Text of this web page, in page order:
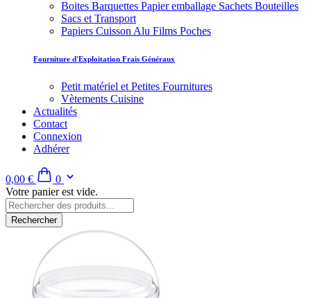
Boites Barquettes Papier emballage Sachets Bouteilles
Sacs et Transport
Papiers Cuisson Alu Films Poches
Fourniture d'Exploitation Frais Généraux
Petit matériel et Petites Fournitures
Vètements Cuisine
Actualités
Contact
Connexion
Adhérer
0,00 €
0
Votre panier est vide.
Rechercher